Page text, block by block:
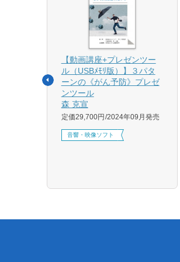
【動画講座+プレゼンツー
ル（USBﾒﾓﾘ版）】３パタ
ーンの《がん予防》プレゼ
ンツール
森 克宣
定価29,700円 2024年09月発売
音響・映像ソフト